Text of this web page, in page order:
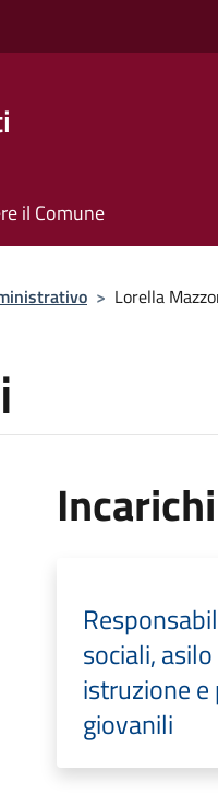
il Comune
> Lorella
Incarichi
sociali,
istruzione
giovanili